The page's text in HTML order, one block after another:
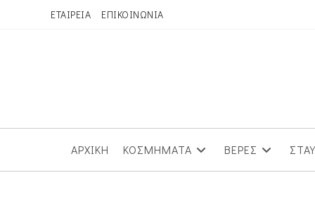
ΕΤΑΙΡΕΙΑ ΕΠΙΚΟΙΝΩΝΙΑ
ΑΡΧΙΚΗ ΚΟΣΜΗΜΑΤΑ ΒΕΡΕΣ